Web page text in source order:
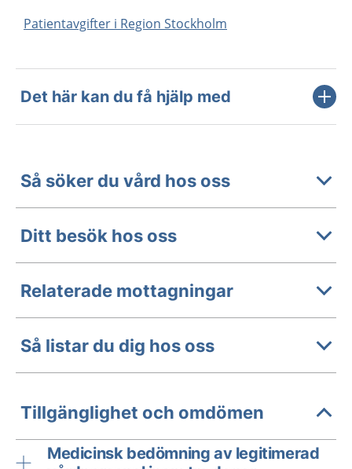
Patientavgifter i Region Stockholm
Det här kan du få hjälp med
Så söker du vård hos oss
Ditt besök hos oss
Relaterade mottagningar
Så listar du dig hos oss
Tillgänglighet och omdömen
Medicinsk bedömning av legitimerad